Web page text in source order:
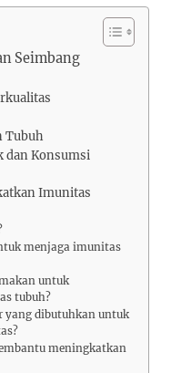
Seimbang
Tubuh
dan Konsumsi
Imunitas
menjaga imunitas
untuk
tubuh?
yang dibutuhkan untuk
meningkatkan